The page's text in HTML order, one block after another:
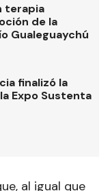
terapia
de la
Gualeguaychú
finalizó la
Expo Sustenta
al igual que